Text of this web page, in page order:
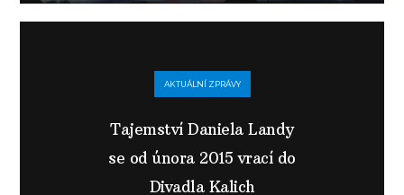
AKTUÁLNÍ ZPRÁVY
Tajemství Daniela Landy
se od února 2015 vrací do
Divadla Kalich